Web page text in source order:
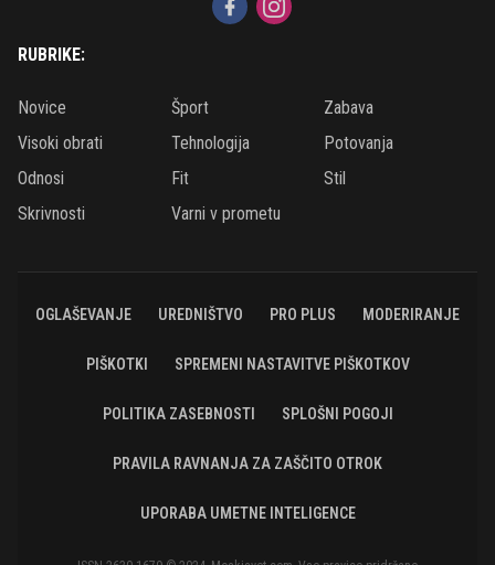
RUBRIKE:
Novice Šport
Zabava
Visoki obrati
Tehnologija
Potovanja
Odnosi
Fit
Stil
Skrivnosti
Varni v prometu
OGLAŠEVANJE UREDNIŠTVO PRO PLUS MODERIRANJE
PIŠKOTKI SPREMENI NASTAVITVE PIŠKOTKOV
POLITIKA ZASEBNOSTI SPLOŠNI POGOJI
PRAVILA RAVNANJA ZA ZAŠČITO OTROK
UPORABA UMETNE INTELIGENCE